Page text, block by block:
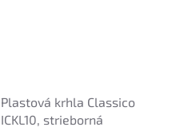
Plastová krhla Classico
ICKL10, strieborná